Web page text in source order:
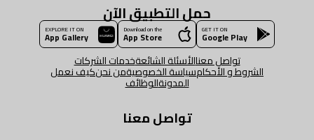
حمل التطبيق الآن
GET IT ON
Google Play
Download on the
App Store
EXPLORE IT ON
App Gallery
تواصل معناالأسئلة الشائعةخدمات الشركات
الشروط و الأحكامسياسة الخصوصيةمن نحنكيف نعمل
المدونةالوظائف
تواصل معنا